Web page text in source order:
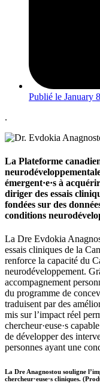
Publié le January
.
La Plateforme
émergent·e·s à
diriger des essais
fondées sur des
conditions
La Dre Evdokia
essais cliniques de la
renforce la capacité du
neurodéveloppement.
accompagnement
du programme de
traduisent par des
mis sur l’impact réel
chercheur·euse·s
de développer des
personnes ayant une
La Dre Anagnostou souligne
chercheur·euse·s cliniques.